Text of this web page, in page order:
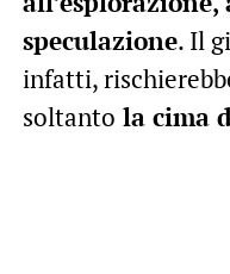
speculazione. Il
infatti,
soltanto la cima